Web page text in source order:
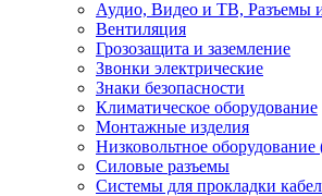
Аудио, Видео и ТВ, Разъемы
Вентиляция
Грозозащита и заземление
Звонки электрические
Знаки безопасности
Климатическое оборудование
Монтажные изделия
Низковольтное
Силовые разъемы
Системы для прокладки